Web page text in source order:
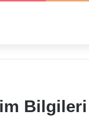
Bilgileri